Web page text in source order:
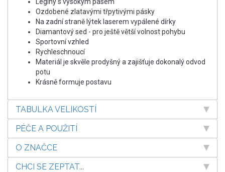
Ozdobené zlatavými třpytivými pásky
Na zadní straně lýtek laserem vypálené dírky
Diamantový sed - pro ještě větší volnost pohybu
Sportovní vzhled
Rychleschnoucí
Materiál je skvěle prodyšný a zajišťuje dokonalý odvod
potu
Krásně formuje postavu
TABULKA VELIKOSTÍ
PÉČE A POUŽITÍ
O ZNAČCE
CHCI SE ZEPTAT...